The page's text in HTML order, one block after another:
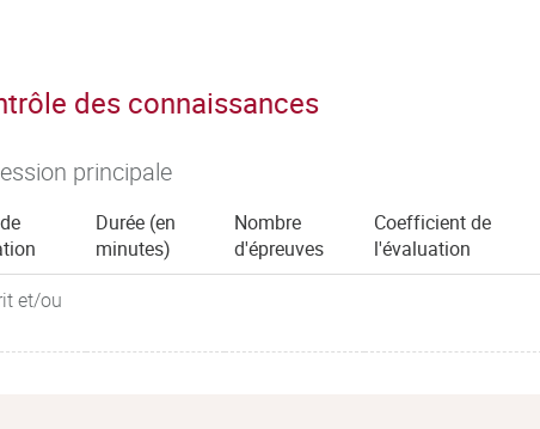
des connaissances
principale
Durée (en
minutes)
Nombre
d'épreuves
Coefficient de
l'évaluation
et/ou